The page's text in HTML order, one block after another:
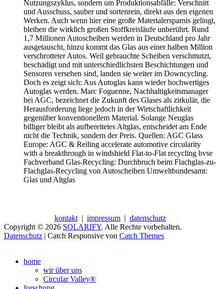
Nutzungszyklus, sondern um Produktionsabfälle: Verschnitt
und Ausschuss, sauber und sortenrein, direkt aus den eigenen
Werken. Auch wenn hier eine große Materialersparnis gelingt,
bleiben die wirklich großen Stoffkreisläufe unberührt. Rund
1,7 Millionen Autoscheiben werden in Deutschland pro Jahr
ausgetauscht, hinzu kommt das Glas aus einer halben Million
verschrotteter Autos. Weil gebrauchte Scheiben verschmutzt,
beschädigt und mit unterschiedlichsten Beschichtungen und
Sensoren versehen sind, landen sie weiter im Downcycling.
Doch es zeigt sich: Aus Autoglas kann wieder hochwertiges
Autoglas werden. Marc Foguenne, Nachhaltigkeitsmanager
bei AGC, bezeichnet die Zukunft des Glases als zirkulär, die
Herausforderung liege jedoch in der Wirtschaftlichkeit
gegenüber konventionellem Material. Solange Neuglas
billiger bleibt als aufbereitetes Altglas, entscheidet am Ende
nicht die Technik, sondern der Preis. Quellen: AGC Glass
Europe: AGC & Reiling accelerate automotive circularity
with a breakthrough in windshield Flat-to-Flat recycling bvse
Fachverband Glas-Recycling: Durchbruch beim Flachglas-zu-
Flachglas-Recycling von Autoscheiben Umweltbundesamt:
Glas und Altglas
kontakt| impressum| datenschutz
Copyright © 2026 SOLARIFY. Alle Rechte vorbehalten.
Datenschutz | Catch Responsive von Catch Themes
oben
scrollen
home
wir über uns
Circular Valley®